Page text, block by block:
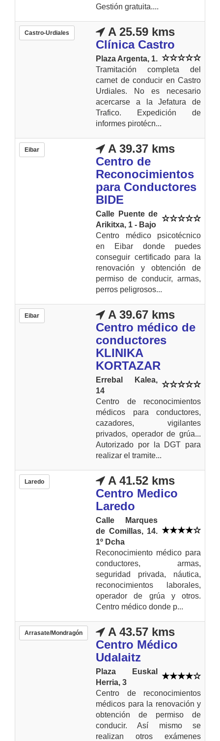
Gestión gratuita....
Castro-Urdiales
A 25.59 kms
Clínica Castro
Plaza Argenta, 1.
Tramitación completa del
carnet de conducir en Castro
Urdiales. No es necesario
acercarse a la Jefatura de
Trafico. Expedición de
informes pirotécn...
Eibar
A 39.37 kms
Centro de
Reconocimientos
para Conductores
BIDE
Calle Puente de
Arikitxa, 1 - Bajo
Centro médico psicotécnico
en Eibar donde puedes
conseguir certificado para la
renovación y obtención de
permiso de conducir, armas,
perros peligrosos...
Eibar
A 39.67 kms
Centro médico de
conductores
KLINIKA
KORTAZAR
Errebal Kalea,
14
Centro de reconocimientos
médicos para conductores,
cazadores, vigilantes
privados, operador de grúa...
Autorizado por la DGT para
realizar el tramite...
Laredo
A 41.52 kms
Centro Medico
Laredo
Calle Marques
de Comillas, 14.
1º Dcha
Reconocimiento médico para
conductores, armas,
seguridad privada, náutica,
reconocimientos laborales,
operador de grúa y otros.
Centro médico donde p...
Arrasate/Mondragón
A 43.57 kms
Centro Médico
Udalaitz
Plaza Euskal
Herria, 3
Centro de reconocimientos
médicos para la renovación y
obtención de permiso de
conducir. Así mismo se
realizan otros exámenes